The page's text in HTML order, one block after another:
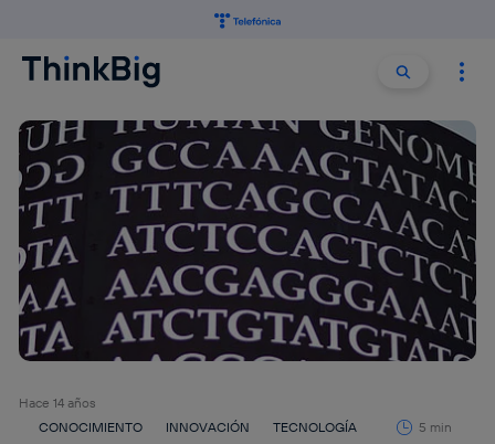
Buscar
Hace 14 años
CONOCIMIENTO
INNOVACIÓN TECNOLOGÍA 5 min